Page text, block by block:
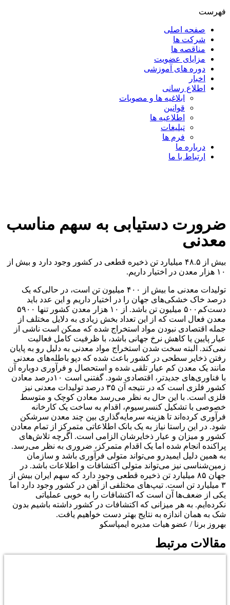
فهرست
صفحه اصلی
شرکت ها
مناقصه ها
مزایای عضویت
دوره های آموزشی
اخبار
اطلاع رسانی
ابلاغیه ها و مصوبات
قوانین
اطلاعیه ها
تبلیغات
فرم ها
درباره ما
ارتباط با ما
ضرورت دستیابی به سهم مناسب
معدنی
بیش از ۴۸.۵ میلیارد تن ذخیره قطعی در کشور وجود دارد و بیش از
۱۰ هزار معدن در اختیار داریم.
تولیدات معدنی ما بیش از ۴۰۰ میلیون تن است، در حالی‌که یک
درصد خاک خشکی‌های جهان را در اختیار داریم و این عدد باید
دست‌کم۵۰۰ میلیون تن باشد. از ۱۰ هزار معدن کشور تنها ۵۹۰۰
معدن فعال است که از این تعداد بخش زیادی به دلایل مختلف از
جمله اقتصادی نبودن مواد استخراج شده که ممکن است ناشی از
عیار پایین یا کاهش نرخ جهانی باشد، با ظرفیت کامل فعالیت
نمی‌کند. البته سخت شدن استخراج مواد معدنی به دلیل رو به پایان
رفتن ذخایر سطحی در کشور باعث شده که دپو باطله‌های معدنی
مانند یک معدن کم عیار تلقی شده و استحصال و فرآوری دوباره آن
با فناوری‌های جدیدتر، اقتصادی شود. گفتنی است ۱۰درصد معادن
کشور فلزی است که در نتیجه آن ۳۵ درصد تولیدات معدنی نیز
فلزی است. با این حال به نظر می‌رسد معادن کوچک و متوسط
خصوصی با تشکیل کنسرسیوم، اقدام به ساخت یک کارخانه
فرآوری کرده‌اند تا هزینه سرمایه‌گذاری بین چند معدن سرشکن
شود. در این راستا نیاز به یک بانک اطلاعاتی متمرکز از تمام معادن
کشور و میزان و عیار ذخایرشان الزامی است. اگرچه تلاش‌های
پراکنده انجام شده اما یک اقدام متمرکز، ضروری به نظر می‌رسد.
به همین دلیل ایمیدرو می‌تواند متولی فرآوری باشد و سازمان
زمین‌شناسی نیز می‌تواند متولی اکتشافات و اطلاعات باشد. در
جهان ۸۵ میلیارد تن ذخیره قطعی وجود دارد که سهم ایران بیش از
۳ میلیارد تن است. تیپ‌های مختلفی از آهن در کشور وجود دارد اما
یکی از ضعف‌ها آن است که اکتشافات را به خوبی عملیاتی
نکرده‌ایم. به هر میزانی که اکتشافات در کشور داشته باشیم بدون
شک به همان اندازه به نتایج بهتر دست خواهیم یافت.
بهروز برنا / عضو هیات مدیره ایمپاسکو
مقالات مرتبط